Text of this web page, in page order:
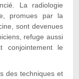
La radiologie
promues par la
sont devenues
refuge aussi
conjointement le
des techniques et